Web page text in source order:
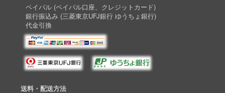
ペイパル (ペイパル口座、クレジットカード)
銀行振込み (三菱東京UFJ銀行 ゆうちょ銀行)
代金引換
送料・配送方法